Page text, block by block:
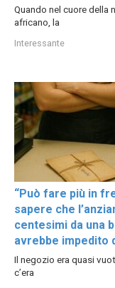
Quando nel cuore della
africano, la
Interessante
“Può fare più in
sapere che
centesimi da una
avrebbe impedito
Il negozio era quasi
c’era